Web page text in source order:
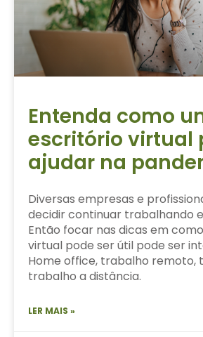
Entenda como
escritório virtual
ajudar na
Diversas empresas e
decidir continuar trabalhando
Então focar nas dicas em
virtual pode ser útil pode ser
Home office, trabalho remoto,
trabalho a distância.
LER MAIS »